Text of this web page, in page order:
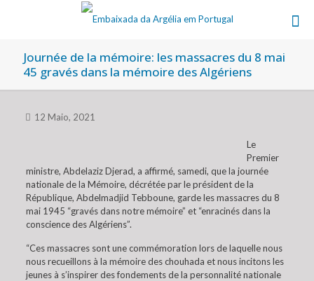
Journée de la mémoire: les massacres du 8 mai
45 gravés dans la mémoire des Algériens
12 Maio, 2021
Le
Premier
ministre, Abdelaziz Djerad, a affirmé, samedi, que la journée
nationale de la Mémoire, décrétée par le président de la
République, Abdelmadjid Tebboune, garde les massacres du 8
mai 1945 “gravés dans notre mémoire” et “enracinés dans la
conscience des Algériens”.
“Ces massacres sont une commémoration lors de laquelle nous
nous recueillons à la mémoire des chouhada et nous incitons les
jeunes à s’inspirer des fondements de la personnalité nationale